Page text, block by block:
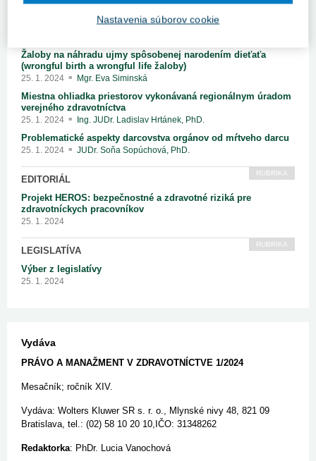
Obsah vydania
Žaloby na náhradu ujmy spôsobenej narodením dieťaťa
(wrongful birth a wrongful life žaloby)
25. 1. 2024 Mgr. Eva Siminská
Miestna ohliadka priestorov vykonávaná regionálnym úradom
verejného zdravotníctva
25. 1. 2024 Ing. JUDr. Ladislav Hrtánek, PhD.
Problematické aspekty darcovstva orgánov od mŕtveho darcu
25. 1. 2024 JUDr. Soňa Sopúchová, PhD.
EDITORIÁL
RUBRIKA
Projekt HEROS: bezpečnostné a zdravotné riziká pre
zdravotníckych pracovníkov
25. 1. 2024
LEGISLATÍVA
RUBRIKA
Výber z legislatívy
25. 1. 2024
Vydáva
PRÁVO A MANAŽMENT V ZDRAVOTNÍCTVE 1/2024
Mesačník; ročník XIV.
Vydáva: Wolters Kluwer SR s. r. o., Mlynské nivy 48, 821 09
Bratislava, tel.: (02) 58 10 20 10,IČO: 31348262
Redaktorka: PhDr. Lucia Vanochová
Nastavenia súborov cookie